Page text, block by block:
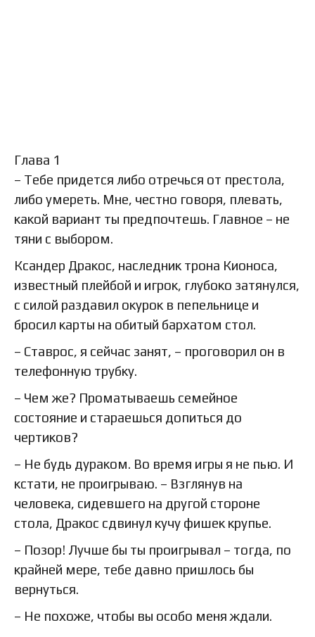
Глава 1
– Тебе придется либо отречься от престола,
либо умереть. Мне, честно говоря, плевать,
какой вариант ты предпочтешь. Главное – не
тяни с выбором.
Ксандер Дракос, наследник трона Кионоса,
известный плейбой и игрок, глубоко затянулся,
с силой раздавил окурок в пепельнице и
бросил карты на обитый бархатом стол.
– Ставрос, я сейчас занят, – проговорил он в
телефонную трубку.
– Чем же? Проматываешь семейное
состояние и стараешься допиться до
чертиков?
– Не будь дураком. Во время игры я не пью. И
кстати, не проигрываю. – Взглянув на
человека, сидевшего на другой стороне
стола, Дракос сдвинул кучу фишек крупье.
– Позор! Лучше бы ты проигрывал – тогда, по
крайней мере, тебе давно пришлось бы
вернуться.
– Не похоже, чтобы вы особо меня ждали.